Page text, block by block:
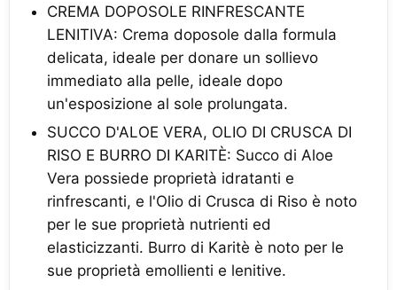
CREMA DOPOSOLE RINFRESCANTE
LENITIVA: Crema doposole dalla formula
delicata, ideale per donare un sollievo
immediato alla pelle, ideale dopo
un'esposizione al sole prolungata.
SUCCO D'ALOE VERA, OLIO DI CRUSCA DI
RISO E BURRO DI KARITÈ: Succo di Aloe
Vera possiede proprietà idratanti e
rinfrescanti, e l'Olio di Crusca di Riso è noto
per le sue proprietà nutrienti ed
elasticizzanti. Burro di Karitè è noto per le
sue proprietà emollienti e lenitive.